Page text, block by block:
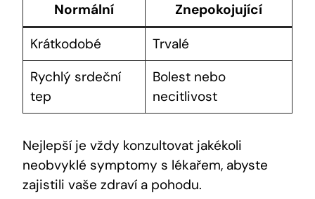
Normální
Znepokojující
Krátkodobé
Trvalé
Rychlý srdeční
tep
Bolest nebo
necitlivost
Nejlepší je vždy konzultovat jakékoli
neobvyklé symptomy s lékařem, abyste
zajistili vaše zdraví a pohodu.